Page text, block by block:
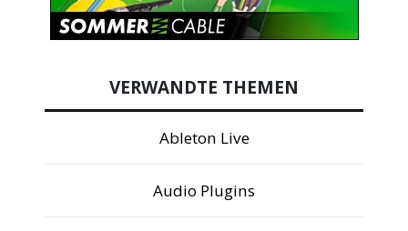
VERWANDTE THEMEN
Ableton Live
Audio Plugins